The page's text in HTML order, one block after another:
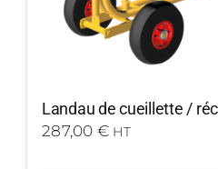
Landau de cueillette /
287,00 € HT